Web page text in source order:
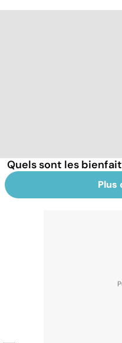
Quels sont les
Plus